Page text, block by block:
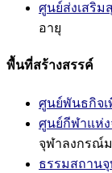
ศูนย์ส่งเสริม
อายุ
พื้นที่สร้างสรรค์
ศูนย์พันธกิจเ
ศูนย์กีฬาแห่
จุฬาลงกรณ์
ธรรมสถาน